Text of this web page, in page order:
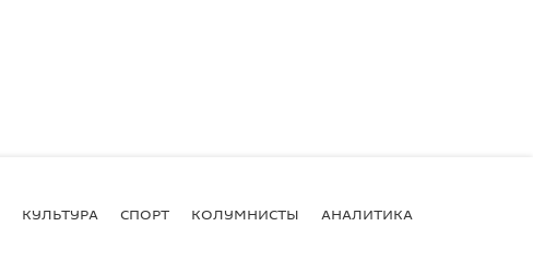
КУЛЬТУРА СПОРТ КОЛУМНИСТЫ АНАЛИТИКА